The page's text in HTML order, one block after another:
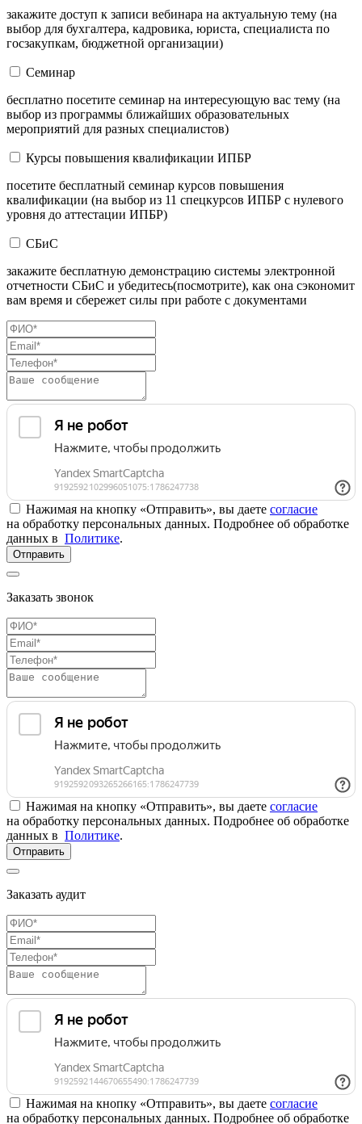
закажите доступ к записи вебинара на актуальную тему (на
выбор для бухгалтера, кадровика, юриста, специалиста по
госзакупкам, бюджетной организации)
Семинар
бесплатно посетите семинар на интересующую вас тему (на
выбор из программы ближайших образовательных
мероприятий для разных специалистов)
Курсы повышения квалификации ИПБР
посетите бесплатный семинар курсов повышения
квалификации (на выбор из 11 спецкурсов ИПБР с нулевого
уровня до аттестации ИПБР)
СБиС
закажите бесплатную демонстрацию системы электронной
отчетности СБиС и убедитесь(посмотрите), как она сэкономит
вам время и сбережет силы при работе с документами
Нажимая на кнопку «Отправить», вы даете согласие
на обработку персональных данных. Подробнее об обработке
данных в Политике.
Отправить
Заказать звонок
Нажимая на кнопку «Отправить», вы даете согласие
на обработку персональных данных. Подробнее об обработке
данных в Политике.
Отправить
Заказать аудит
Нажимая на кнопку «Отправить», вы даете согласие
на обработку персональных данных. Подробнее об обработке